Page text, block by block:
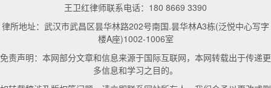
王卫红律师联系电话：180 8669 3390
律所地址：武汉市武昌区昙华林路202号南国.昙华林A3栋(泛悦中心写字
楼A座)1002-1006室
免责声明：本网部分文章和信息来源于国际互联网，本网转载出于传递更
多信息和学习之目的。